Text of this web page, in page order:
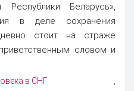
Республики Беларусь»,
в деле сохранения
стоит на страже
словом и
в СНГ ,